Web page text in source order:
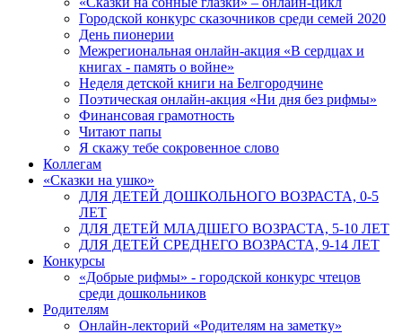
Городской конкурс сказочников среди семей 2020
День пионерии
Межрегиональная онлайн-акция «В сердцах и
книгах - память о войне»
Неделя детской книги на Белгородчине
Поэтическая онлайн-акция «Ни дня без рифмы»
Финансовая грамотность
Читают папы
Я скажу тебе сокровенное слово
Коллегам
«Сказки на ушко»
ДЛЯ ДЕТЕЙ ДОШКОЛЬНОГО ВОЗРАСТА, 0-5
ЛЕТ
ДЛЯ ДЕТЕЙ МЛАДШЕГО ВОЗРАСТА, 5-10 ЛЕТ
ДЛЯ ДЕТЕЙ СРЕДНЕГО ВОЗРАСТА, 9-14 ЛЕТ
Конкурсы
«Добрые рифмы» - городской конкурс чтецов
среди дошкольников
Родителям
Онлайн-лекторий «Родителям на заметку»